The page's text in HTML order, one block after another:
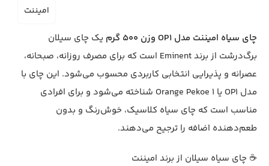
امیننت
چای سیاه امیننت مدل OP1 وزن 500 گرم
یک چای سیلان
برگ‌درشت از برند Eminent است که برای مصرف روزانه، صبحانه،
عصرانه و پذیرایی انتخابی کاربردی محسوب می‌شود. این چای با
مدل OP1 یا Orange Pekoe 1 شناخته می‌شود و برای افرادی
مناسب است که چای سیاه کلاسیک، خوش‌رنگ و بدون
طعم‌دهنده اضافه را ترجیح می‌دهند.
☕ چای سیاه سیلان از برند امیننت